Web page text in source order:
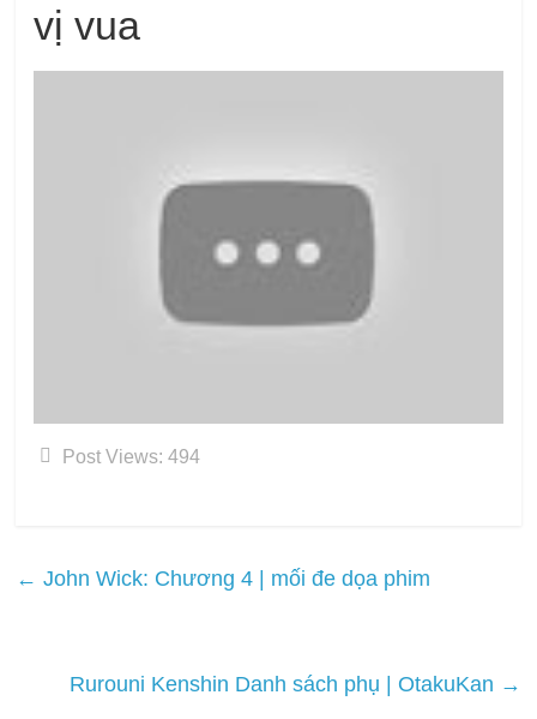
vị vua
Post Views: 494
← John Wick: Chương 4 | mối đe dọa phim
Rurouni Kenshin Danh sách phụ | OtakuKan →